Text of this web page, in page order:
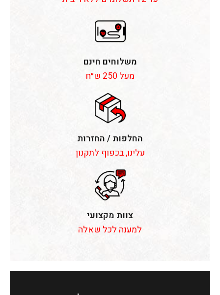
משלוחים חינם
מעל 250 ש״ח
החלפות / החזרות
עלינו, בכפוף לתקנון
צוות מקצועי
למענה לכל שאלה